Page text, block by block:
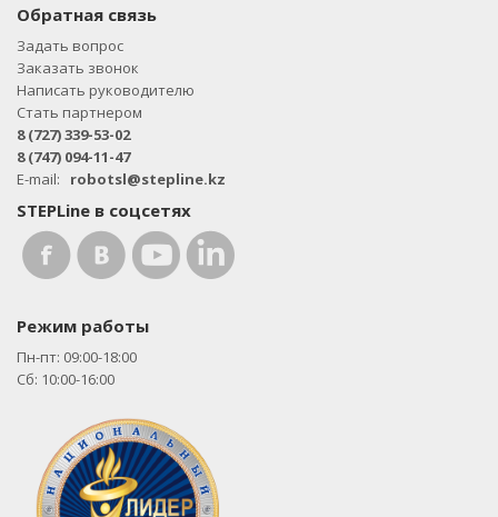
Обратная связь
Задать вопрос
Заказать звонок
Написать руководителю
Стать партнером
8 (727) 339-53-02
8 (747) 094-11-47
E-mail: robotsl@stepline.kz
STEPLine в соцсетях
Режим работы
Пн-пт: 09:00-18:00
Сб: 10:00-16:00